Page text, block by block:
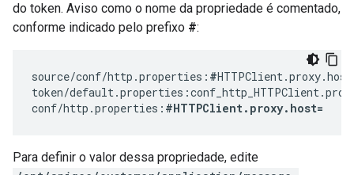
do token. Aviso como o nome da propriedade é comentado,
conforme indicado pelo prefixo #:
source/conf/http.properties: #
token/
conf/http.properties: #HTTPClient.proxy.host=
Para definir o valor dessa propriedade, edite